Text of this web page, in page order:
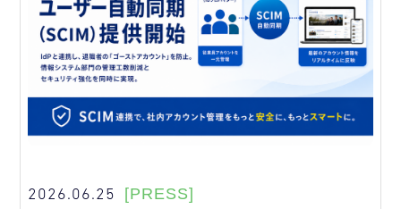
2026.06.25 [PRESS]